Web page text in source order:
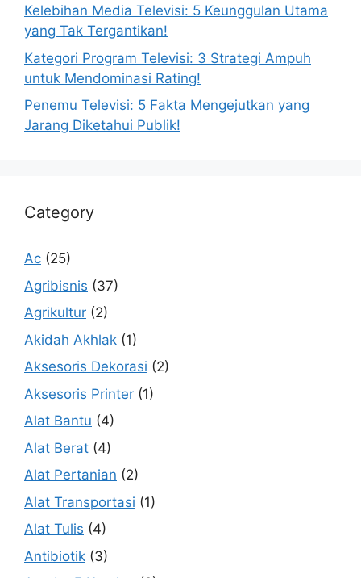
Kelebihan Media Televisi: 5 Keunggulan Utama
yang Tak Tergantikan!
Kategori Program Televisi: 3 Strategi Ampuh
untuk Mendominasi Rating!
Penemu Televisi: 5 Fakta Mengejutkan yang
Jarang Diketahui Publik!
Category
Ac (25)
Agribisnis (37)
Agrikultur (2)
Akidah Akhlak (1)
Aksesoris Dekorasi (2)
Aksesoris Printer (1)
Alat Bantu (4)
Alat Berat (4)
Alat Pertanian (2)
Alat Transportasi (1)
Alat Tulis (4)
Antibiotik (3)